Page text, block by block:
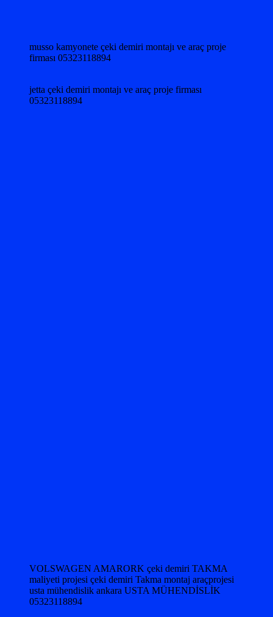
musso kamyonete çeki demiri montajı ve araç proje
firması 05323118894
jetta çeki demiri montajı ve araç proje firması
05323118894
VOLSWAGEN AMARORK çeki demiri TAKMA
maliyeti projesi çeki demiri Takma montaj araçprojesi
usta mühendislik ankara USTA MÜHENDİSLİK
05323118894